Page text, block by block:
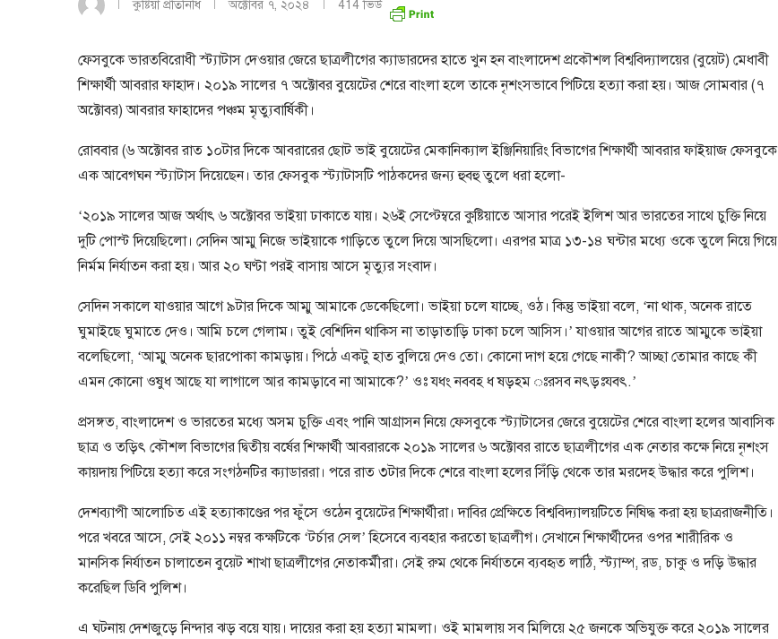
কুষ্টিয়া প্রতিনিধি অক্টোবর ৭, ২০২৪ 414ভিউ
ফেসবুকে ভারতবিরোধী স্ট্যাটাস দেওয়ার জেরে ছাত্রলীগের ক্যাডারদের হাতে খুন হন বাংলাদেশ প্রকৌশল বিশ্ববিদ্যালয়ের (বুয়েট) মেধাবী
শিক্ষার্থী আবরার ফাহাদ। ২০১৯ সালের ৭ অক্টোবর বুয়েটের শেরে বাংলা হলে তাকে নৃশংসভাবে পিটিয়ে হত্যা করা হয়। আজ সোমবার (৭
অক্টোবর) আবরার ফাহাদের পঞ্চম মৃত্যুবার্ষিকী।
রোববার (৬ অক্টোবর রাত ১০টার দিকে আবরারের ছোট ভাই বুয়েটের মেকানিক্যাল ইঞ্জিনিয়ারিং বিভাগের শিক্ষার্থী আবরার ফাইয়াজ ফেসবুকে
এক আবেগঘন স্ট্যাটাস দিয়েছেন। তার ফেসবুক স্ট্যাটাসটি পাঠকদের জন্য হুবহু তুলে ধরা হলো-
‘২০১৯ সালের আজ অর্থাৎ ৬ অক্টোবর ভাইয়া ঢাকাতে যায়। ২৬ই সেপ্টেম্বরে কুষ্টিয়াতে আসার পরেই ইলিশ আর ভারতের সাথে চুক্তি নিয়ে
দুটি পোস্ট দিয়েছিলো। সেদিন আম্মু নিজে ভাইয়াকে গাড়িতে তুলে দিয়ে আসছিলো। এরপর মাত্র ১৩-১৪ ঘন্টার মধ্যে ওকে তুলে নিয়ে গিয়ে
নির্মম নির্যাতন করা হয়। আর ২০ ঘণ্টা পরই বাসায় আসে মৃত্যুর সংবাদ।
সেদিন সকালে যাওয়ার আগে ৯টার দিকে আম্মু আমাকে ডেকেছিলো। ভাইয়া চলে যাচ্ছে, ওঠ। কিন্তু ভাইয়া বলে, ‘না থাক, অনেক রাতে
ঘুমাইছে ঘুমাতে দেও। আমি চলে গেলাম। তুই বেশিদিন থাকিস না তাড়াতাড়ি ঢাকা চলে আসিস।’ যাওয়ার আগের রাতে আম্মুকে ভাইয়া
বলেছিলো, ‘আম্মু অনেক ছারপোকা কামড়ায়। পিঠে একটু হাত বুলিয়ে দেও তো। কোনো দাগ হয়ে গেছে নাকী? আচ্ছা তোমার কাছে কী
এমন কোনো ওষুধ আছে যা লাগালে আর কামড়াবে না আমাকে?’ ওঃ যধং নববহ ধ ষড়হম ঃরসব নৎড়ঃযবৎ.’
প্রসঙ্গত, বাংলাদেশ ও ভারতের মধ্যে অসম চুক্তি এবং পানি আগ্রাসন নিয়ে ফেসবুকে স্ট্যাটাসের জেরে বুয়েটের শেরে বাংলা হলের আবাসিক
ছাত্র ও তড়িৎ কৌশল বিভাগের দ্বিতীয় বর্ষের শিক্ষার্থী আবরারকে ২০১৯ সালের ৬ অক্টোবর রাতে ছাত্রলীগের এক নেতার কক্ষে নিয়ে নৃশংস
কায়দায় পিটিয়ে হত্যা করে সংগঠনটির ক্যাডাররা। পরে রাত ৩টার দিকে শেরে বাংলা হলের সিঁড়ি থেকে তার মরদেহ উদ্ধার করে পুলিশ।
দেশব্যাপী আলোচিত এই হত্যাকাণ্ডের পর ফুঁসে ওঠেন বুয়েটের শিক্ষার্থীরা। দাবির প্রেক্ষিতে বিশ্ববিদ্যালয়টিতে নিষিদ্ধ করা হয় ছাত্ররাজনীতি।
পরে খবরে আসে, সেই ২০১১ নম্বর কক্ষটিকে ‘টর্চার সেল’ হিসেবে ব্যবহার করতো ছাত্রলীগ। সেখানে শিক্ষার্থীদের ওপর শারীরিক ও
মানসিক নির্যাতন চালাতেন বুয়েট শাখা ছাত্রলীগের নেতাকর্মীরা। সেই রুম থেকে নির্যাতনে ব্যবহৃত লাঠি, স্ট্যাম্প, রড, চাকু ও দড়ি উদ্ধার
করেছিল ডিবি পুলিশ।
এ ঘটনায় দেশজুড়ে নিন্দার ঝড় বয়ে যায়। দায়ের করা হয় হত্যা মামলা। ওই মামলায় সব মিলিয়ে ২৫ জনকে অভিযুক্ত করে ২০১৯ সালের